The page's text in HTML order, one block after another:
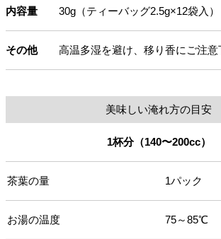
内容量 30g（ティーバッグ2.5g×12袋入）
その他 高温多湿を避け、移り香にご注意
美味しい淹れ方の目安
1杯分（140〜200cc）
茶葉の量 1パック
お湯の温度 75～85℃